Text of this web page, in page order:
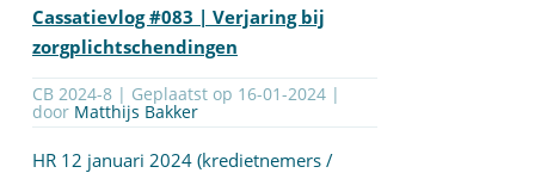
Cassatievlog #083 | Verjaring bij
zorgplichtschendingen
CB 2024-8 | Geplaatst op 16-01-2024 |
door Matthijs Bakker
HR 12 januari 2024 (kredietnemers /